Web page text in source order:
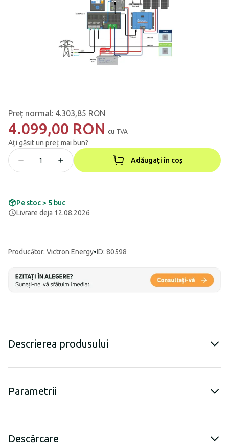
Preț normal: 4.303,85 RON
4.099,00 RON cu TVA
Ați găsit un preț mai bun?
Adăugați în coș
Pe stoc > 5 buc
Livrare deja 12.08.2026
Producător: Victron Energy•ID: 80598
Descrierea produsului
Parametrii
Descărcare